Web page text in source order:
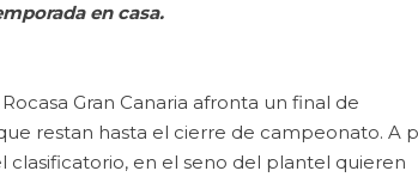
en casa.
Gran Canaria afronta un final de
restan hasta el cierre de campeonato. A
clasificatorio, en el seno del plantel quieren